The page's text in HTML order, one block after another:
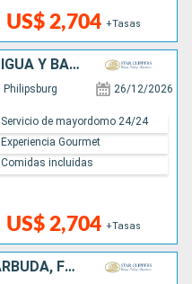
US$ 2,704 +Tasas
SAN MARTÍN, FRANCIA, ANTIGUA Y BARBUDA,
Philipsburg 26/12/2026
US$ 2,704 +Tasas
Servicio de mayordomo 24/24
Experiencia Gourmet
Comidas incluidas
SAN MARTÍN, ANTIGUA Y BARBUDA, FRANCIA,